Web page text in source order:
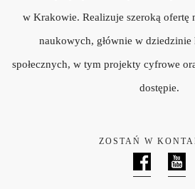
w Krakowie. Realizuje szeroką ofertę
naukowych, głównie w
społecznych, w tym projekty cyfrowe
dostępie.
ZOSTAŃ W